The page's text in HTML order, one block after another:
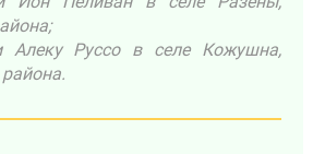
Руссо в селе Кожушна,